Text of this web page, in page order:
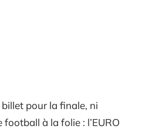
billet pour la finale, ni
football à la folie : l’EURO